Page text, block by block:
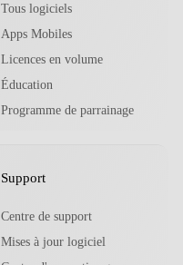
Tous logiciels
Apps Mobiles
Licences en volume
Éducation
Programme de parrainage
Support
Centre de support
Mises à jour logiciel